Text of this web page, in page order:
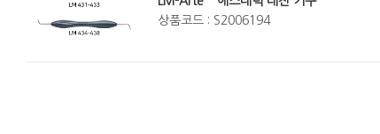
상품코드 : S2006194